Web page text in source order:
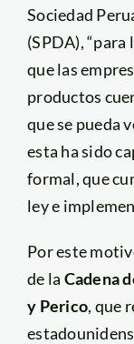
Sociedad
(SPDA),
que las
productos
que se pueda
esta ha sido
formal, que
ley e
Por este
de la Cadena
y Perico, que